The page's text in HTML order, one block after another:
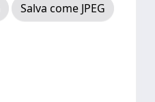
Salva come JPEG